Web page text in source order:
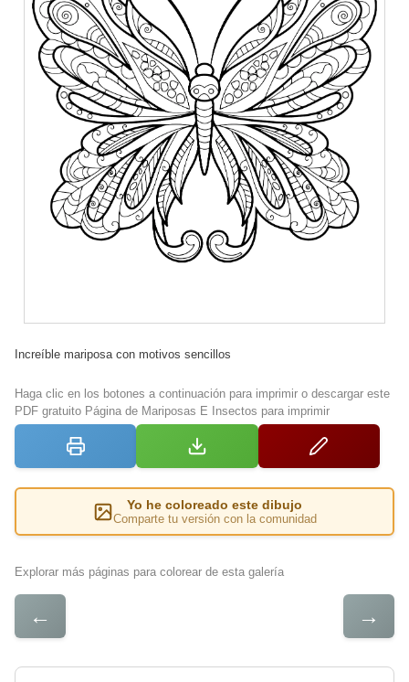
Increíble mariposa con motivos sencillos
Haga clic en los botones a continuación para imprimir o descargar este
PDF gratuito Página de Mariposas E Insectos para imprimir
Yo he coloreado este dibujo
Comparte tu versión con la comunidad
Explorar más páginas para colorear de esta galería
← →